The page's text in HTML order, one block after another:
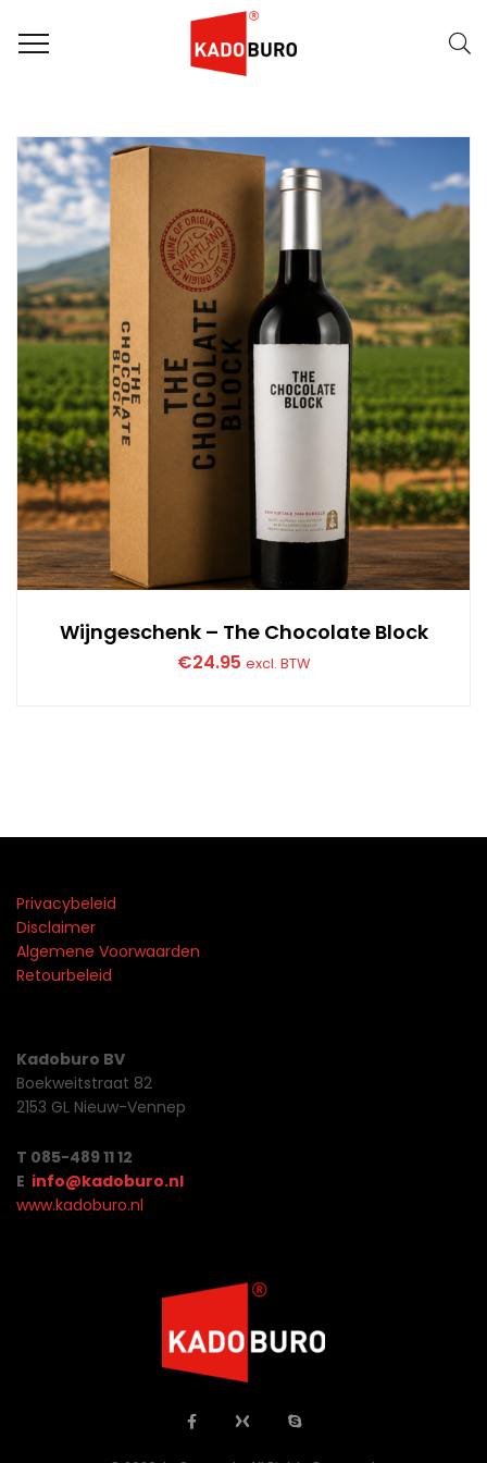
Naam (A-Z) FILTER
Wijngeschenk – The Chocolate Block
€24.95 excl. BTW
Privacybeleid
Disclaimer
Algemene Voorwaarden
Retourbeleid
Kadoburo BV
Boekweitstraat 82
2153 GL Nieuw-Vennep
T 085-489 11 12
E info@kadoburo.nl
www.kadoburo.nl